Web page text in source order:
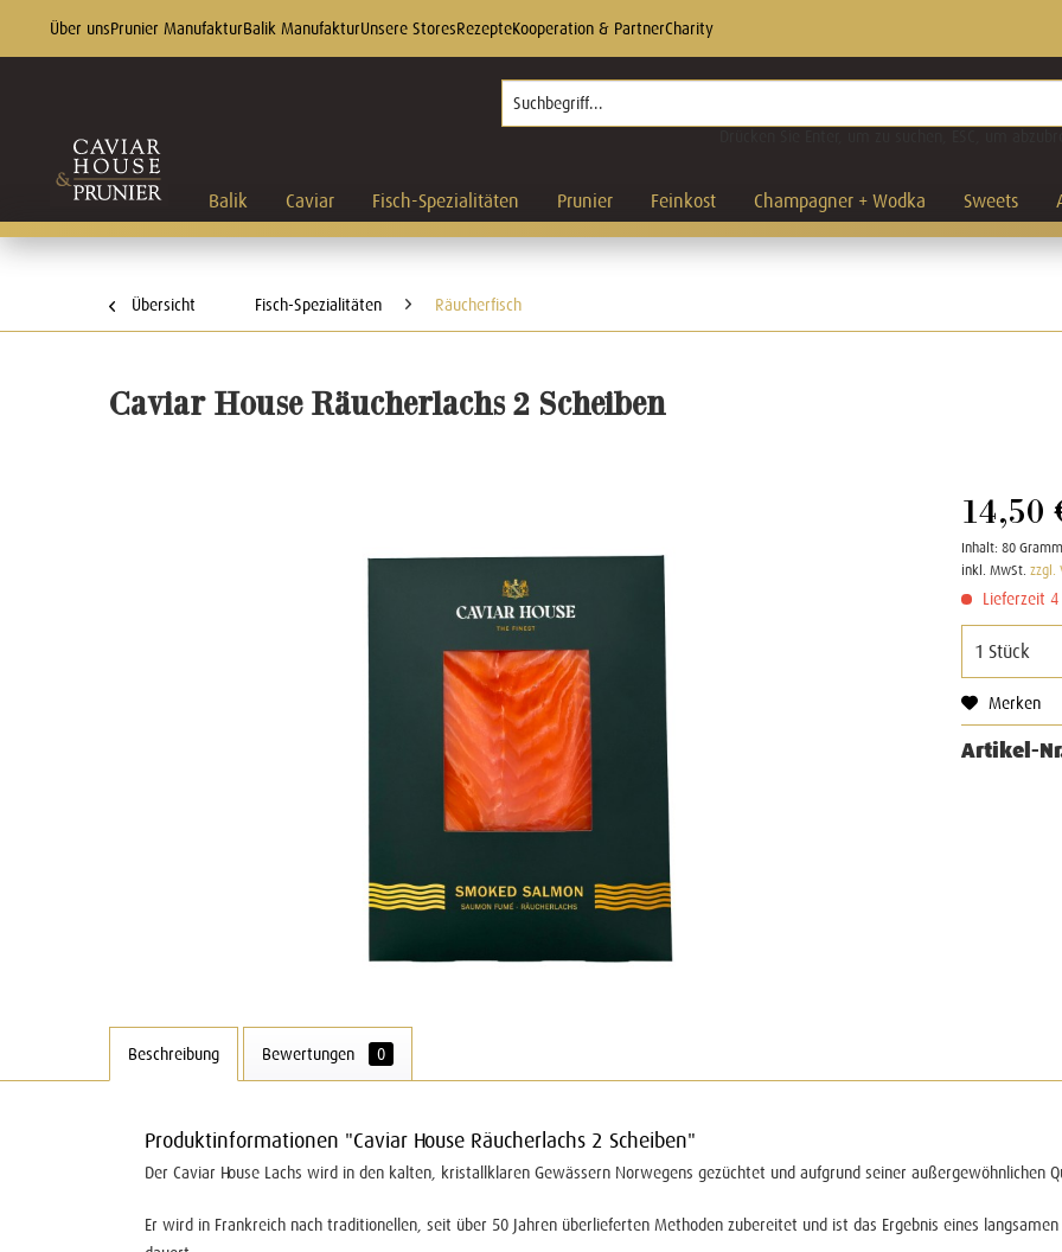
Über unsPrunier ManufakturBalik ManufakturUnsere StoresRezepteKooperation & PartnerCharity
Balik Caviar Fisch-Spezialitäten Prunier Feinkost Champagner + Wodka Sweets
Übersicht Fisch-Spezialitäten Räucherfisch
Caviar House Räucherlachs 2 Scheiben
14,50
Inhalt:80
inkl. MwSt.zzgl.
Lieferzeit
Merken
Artikel-
Beschreibung Bewertungen 0
Produktinformationen "Caviar House Räucherlachs 2 Scheiben"
Der Caviar House Lachs wird in den kalten, kristallklaren Gewässern Norwegens gezüchtet und aufgrund seiner außergewöhnlichen
Er wird in Frankreich nach traditionellen, seit über 50 Jahren überlieferten Methoden zubereitet und ist das Ergebnis eines